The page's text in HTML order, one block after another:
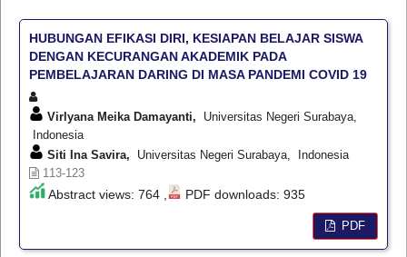
HUBUNGAN EFIKASI DIRI, KESIAPAN BELAJAR SISWA
DENGAN KECURANGAN AKADEMIK PADA
PEMBELAJARAN DARING DI MASA PANDEMI COVID 19
Virlyana Meika Damayanti, Universitas Negeri Surabaya,
Indonesia
Siti Ina Savira, Universitas Negeri Surabaya, Indonesia
113-123
Abstract views: 764 , PDF downloads: 935
PDF